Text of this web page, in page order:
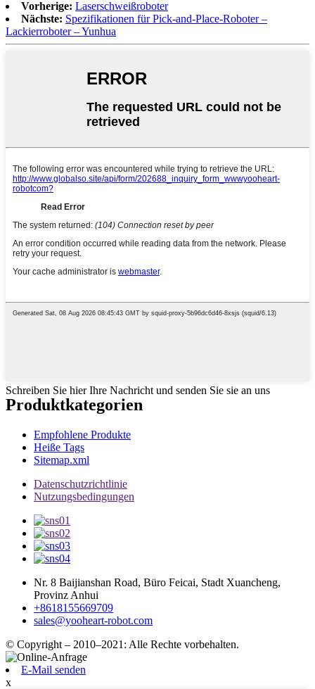
Vorherige: Laserschweißroboter
Nächste: Spezifikationen für Pick-and-Place-Roboter –
Lackierroboter – Yunhua
Schreiben Sie hier Ihre Nachricht und senden Sie sie an uns
Produktkategorien
Empfohlene Produkte
Heiße Tags
Sitemap.xml
Datenschutzrichtlinie
Nutzungsbedingungen
Nr. 8 Baijianshan Road, Büro Feicai, Stadt Xuancheng,
Provinz Anhui
+8618155669709
sales@yooheart-robot.com
© Copyright – 2010–2021: Alle Rechte vorbehalten.
E-Mail senden
x